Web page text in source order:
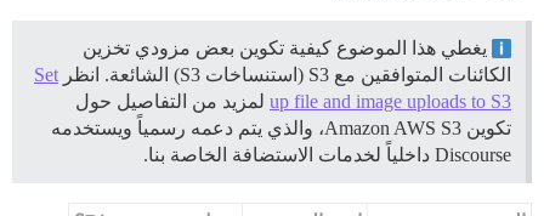
يغطي هذا الموضوع كيفية تكوين بعض مزودي تخزين
الكائنات المتوافقين مع S3 (استنساخات S3) الشائعة. انظر
Set
up file and image uploads to S3 لمزيد من التفاصيل حول
تكوين Amazon AWS S3، والذي يتم دعمه رسمياً ويستخدمه
Discourse داخلياً لخدمات الاستضافة الخاصة بنا.